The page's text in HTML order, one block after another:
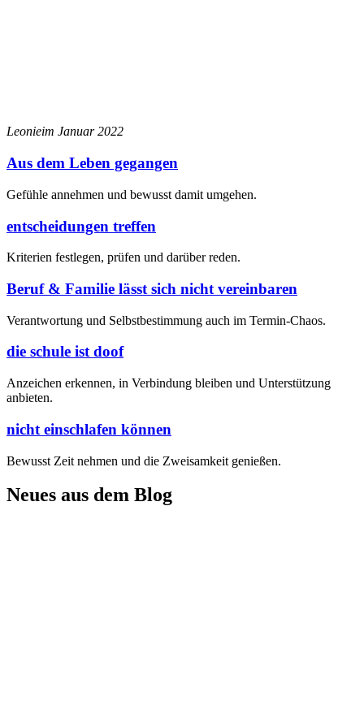
Leonieim Januar 2022
Aus dem Leben gegangen
Gefühle annehmen und bewusst damit umgehen.
entscheidungen treffen
Kriterien festlegen, prüfen und darüber reden.
Beruf & Familie lässt sich nicht vereinbaren
Verantwortung und Selbstbestimmung auch im Termin-Chaos.
die schule ist doof
Anzeichen erkennen, in Verbindung bleiben und Unterstützung
anbieten.
nicht einschlafen können
Bewusst Zeit nehmen und die Zweisamkeit genießen.
Neues aus dem Blog